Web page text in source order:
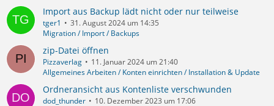
Import aus Backup lädt nicht oder nur teilweise
tger1
31. August 2024 um 14:35
Migration / Import / Backups
zip-Datei öffnen
Pizzaverlag
11. Januar 2024 um 21:40
Allgemeines Arbeiten / Konten einrichten / Installation & Update
Ordneransicht aus Kontenliste verschwunden
dod_thunder
10. Dezember 2023 um 17:06